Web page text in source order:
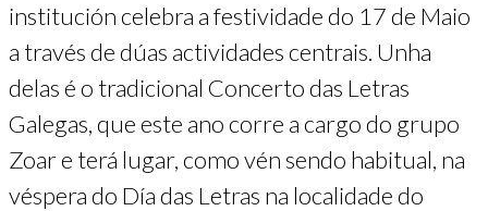
institución celebra a festividade do 17 de Maio
a través de dúas actividades centrais. Unha
delas é o tradicional Concerto das Letras
Galegas, que este ano corre a cargo do grupo
Zoar e terá lugar, como vén sendo habitual, na
véspera do Día das Letras na localidade do